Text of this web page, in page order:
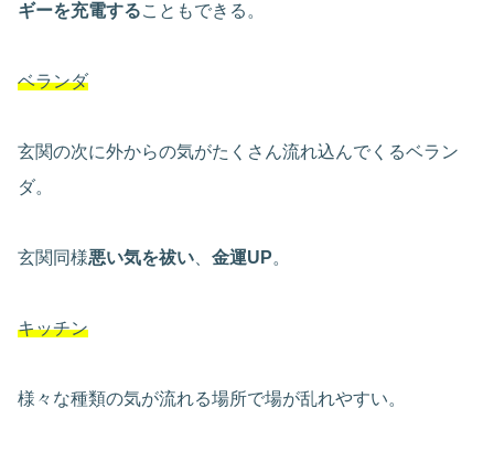
ギーを充電することもできる。
ベランダ
玄関の次に外からの気がたくさん流れ込んでくるベラン
ダ。
玄関同様悪い気を祓い、 金運UP。
キッチン
様々な種類の気が流れる場所で場が乱れやすい。